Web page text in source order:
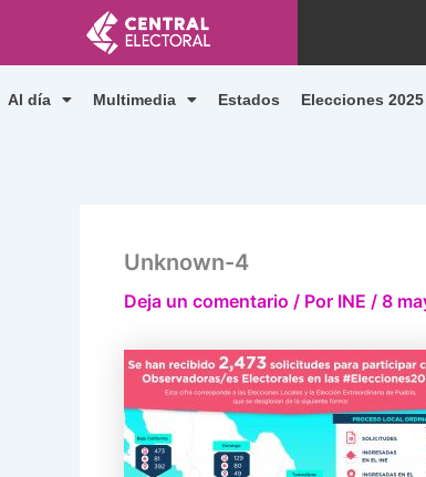
contenido
Al día Multimedia Estados Elecciones 2025
Unknown-4
Deja un comentario / Por INE / 8